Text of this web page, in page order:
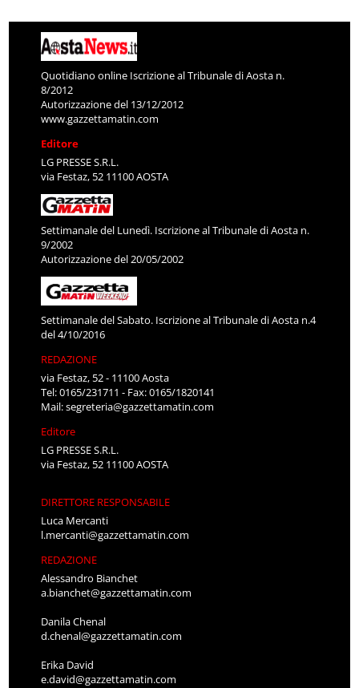
Quotidiano online Iscrizione al Tribunale di Aosta n.
8/2012
Autorizzazione del 13/12/2012
www.gazzettamatin.com
Editore
LG PRESSE S.R.L.
via Festaz, 52 11100 AOSTA
Settimanale del Lunedì. Iscrizione al Tribunale di Aosta n.
9/2002
Autorizzazione del 20/05/2002
Settimanale del Sabato. Iscrizione al Tribunale di Aosta n.4
del 4/10/2016
REDAZIONE
via Festaz, 52 - 11100 Aosta
Tel: 0165/231711 - Fax: 0165/1820141
Mail:segreteria@gazzettamatin.com
Editore
LG PRESSE S.R.L.
via Festaz, 52 11100 AOSTA
DIRETTORE RESPONSABILE
Luca Mercanti
l.mercanti@gazzettamatin.com
REDAZIONE
Alessandro Bianchet
a.bianchet@gazzettamatin.com
Danila Chenal
d.chenal@gazzettamatin.com
Erika David
e.david@gazzettamatin.com